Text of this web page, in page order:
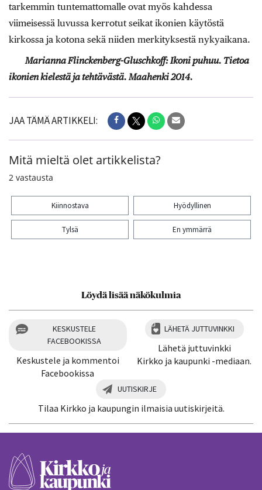
tarkemmin tuntemattomalle ovat myös kahdessa
viimeisessä luvussa kerrotut seikat ikonien käytöstä
kirkossa ja kotona sekä niiden merkityksestä nykyaikana.
Marianna Flinckenberg-Gluschkoff: Ikoni puhuu. Tietoa
ikonien kielestä ja tehtävästä. Maahenki 2014.
JAA TÄMÄ ARTIKKELI:
Mitä mieltä olet artikkelista?
2 vastausta
Kiinnostava Hyödyllinen
Tylsä En ymmärrä
Löydä lisää näkökulmia
KESKUSTELE
FACEBOOKISSA
Keskustele ja kommentoi
Facebookissa
LÄHETÄ JUTTUVINKKI
Lähetä juttuvinkki
Kirkko ja kaupunki -mediaan.
UUTISKIRJE
Tilaa Kirkko ja kaupungin ilmaisia uutiskirjeitä.